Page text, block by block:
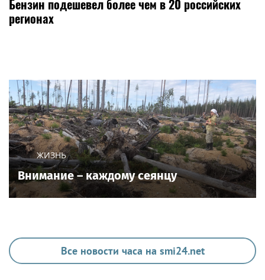
Бензин подешевел более чем в 20 российских
регионах
ЖИЗНЬ
Внимание – каждому сеянцу
Все новости часа на smi24.net